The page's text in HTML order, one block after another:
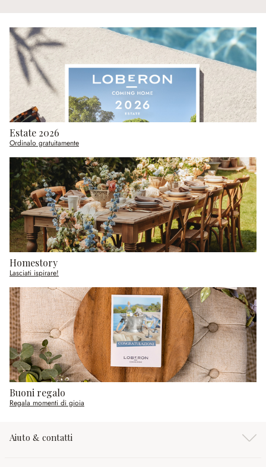
Estate 2026
Ordinalo gratuitamente
Homestory
Lasciati ispirare!
Buoni regalo
Regala momenti di gioia
Aiuto & contatti